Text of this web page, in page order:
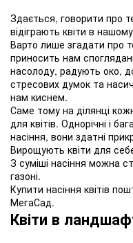
Здається, говорити про
відіграють квіти в
Варто лише згадати про
приносить нам
насолоду, радують око,
стресових думок та
нам киснем.
Саме тому на ділянці
для квітів. Однорічні і
насіння, вони здатні
Вирощують квіти для
З суміші насіння можна
газоні.
Купити насіння квітів
МегаСад.
Квіти в